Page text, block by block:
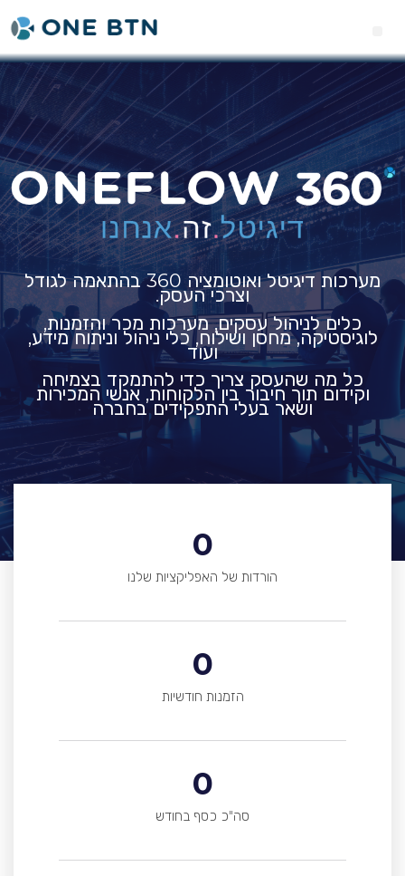
מערכות דיגיטל ואוטומציה 360 בהתאמה לגודל
וצרכי העסק.
כלים לניהול עסקים, מערכות מכר והזמנות,
לוגיסטיקה, מחסן ושילוח, כלי ניהול וניתוח מידע,
ועוד
כל מה שהעסק צריך כדי להתמקד בצמיחה
וקידום תוך חיבור בין הלקוחות, אנשי המכירות
ושאר בעלי התפקידים בחברה
0
הורדות של האפליקציות שלנו
0
הזמנות חודשיות
0
סה"כ כסף בחודש